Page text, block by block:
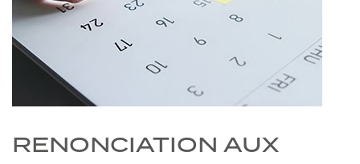
RENONCIATION AUX